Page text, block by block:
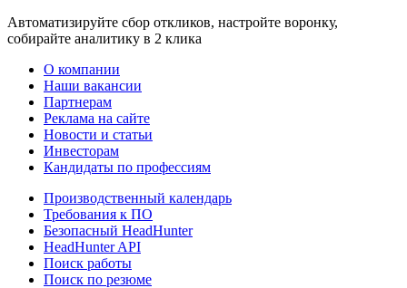
Автоматизируйте сбор откликов, настройте воронку,
собирайте аналитику в 2 клика
О компании
Наши вакансии
Партнерам
Реклама на сайте
Новости и статьи
Инвесторам
Кандидаты по профессиям
Производственный календарь
Требования к ПО
Безопасный HeadHunter
HeadHunter API
Поиск работы
Поиск по резюме